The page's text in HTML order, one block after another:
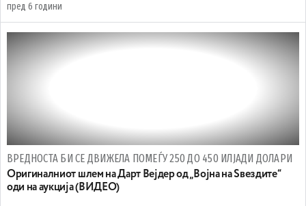
пред 6 години
ВРЕДНОСТА БИ СЕ ДВИЖЕЛА ПОМЕЃУ 250 ДО 450 ИЛЈАДИ ДОЛАРИ
Оригиналниот шлем на Дарт Вејдер од „Војна на Ѕвездите“
оди на аукција (ВИДЕО)